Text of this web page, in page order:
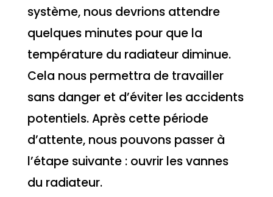
système, nous devrions attendre
quelques minutes pour que la
température du radiateur diminue.
Cela nous permettra de travailler
sans danger et d’éviter les accidents
potentiels. Après cette période
d’attente, nous pouvons passer à
l’étape suivante : ouvrir les vannes
du radiateur.